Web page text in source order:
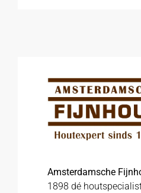
Amsterdamsche
1898 dé